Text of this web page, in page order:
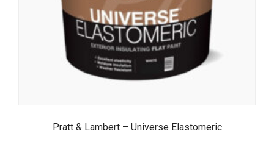
Pratt & Lambert – Universe Elastomeric